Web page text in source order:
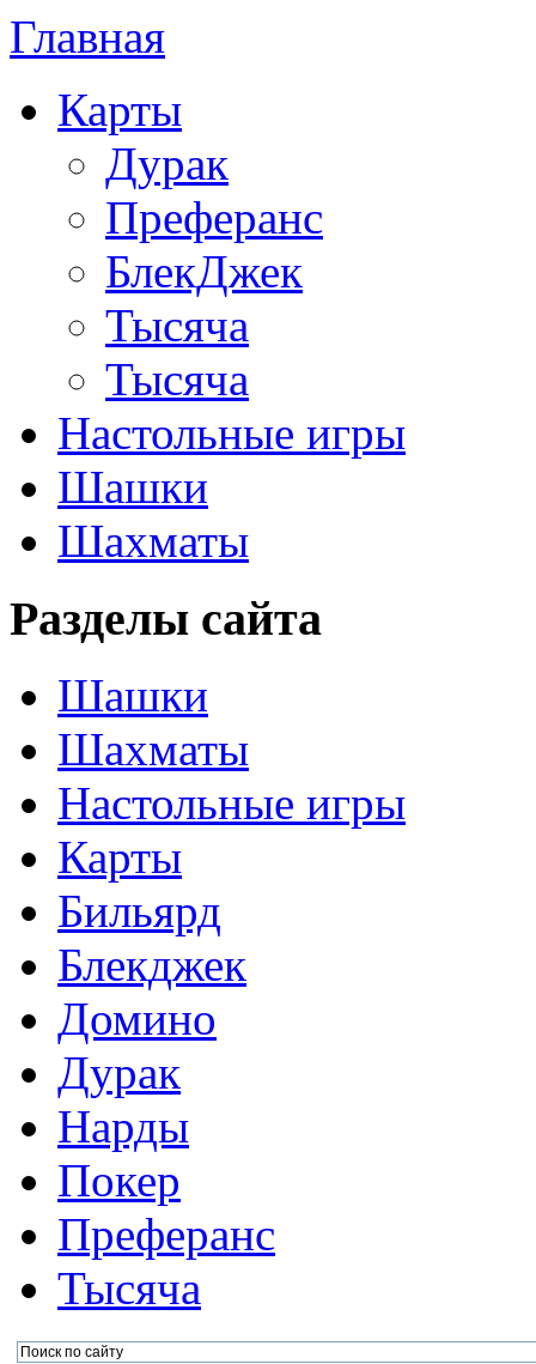
Главная
Карты
Дурак
Преферанс
БлекДжек
Тысяча
Тысяча
Настольные игры
Шашки
Шахматы
Разделы сайта
Шашки
Шахматы
Настольные игры
Карты
Бильярд
Блекджек
Домино
Дурак
Нарды
Покер
Преферанс
Тысяча